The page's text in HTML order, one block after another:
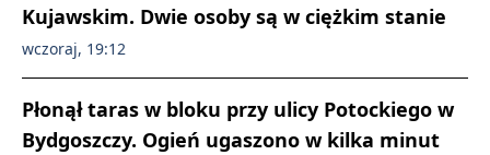
Kujawskim. Dwie osoby są w ciężkim stanie
wczoraj, 19:12
Płonął taras w bloku przy ulicy Potockiego w
Bydgoszczy. Ogień ugaszono w kilka minut